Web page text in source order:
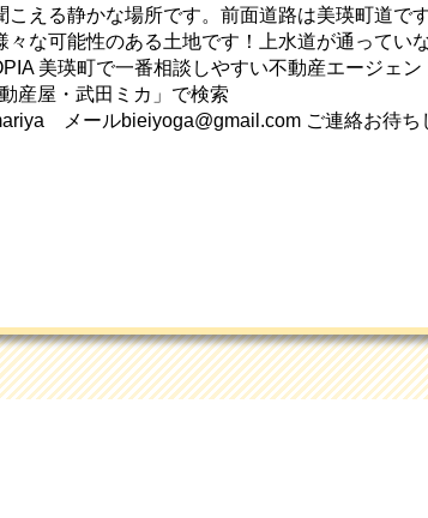
える静かな場所です。前面道路は美瑛町道で
な可能性のある土地です！上水道が通ってい
美瑛町で一番相談しやすい不動産エージェ
産屋・武田ミカ」で検索
メールbieiyoga@gmail.com ご連絡お待ち